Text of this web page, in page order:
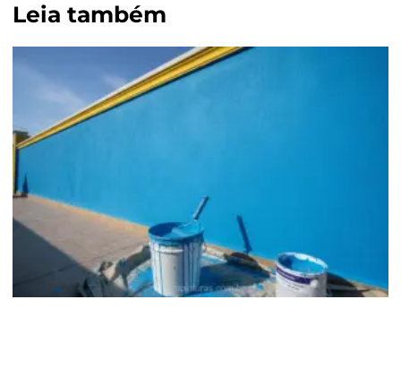
Leia também